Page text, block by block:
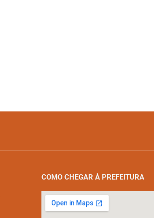
COMO CHEGAR À PREFEITURA